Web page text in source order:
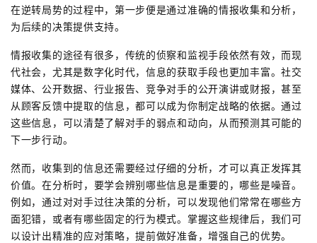
在逆转局势的过程中，第一步便是通过准确的情报收集和分析，
为后续的决策提供支持。
情报收集的途径有很多，传统的侦察和监视手段依然有效，而现
代社会，尤其是数字化时代，信息的获取手段也更加丰富。社交
媒体、公开数据、行业报告、竞争对手的公开演讲或财报，甚至
从顾客反馈中提取的信息，都可以成为你制定战略的依据。通过
这些信息，可以清楚了解对手的弱点和动向，从而预测其可能的
下一步行动。
然而，收集到的信息还需要经过仔细的分析，才可以真正发挥其
价值。在分析时，要学会辨别哪些信息是重要的，哪些是噪音。
例如，通过对对手过往决策的分析，可以发现他们常常在哪些方
面犯错，或者有哪些固定的行为模式。掌握这些规律后，我们可
以设计出精准的应对策略，提前做好准备，增强自己的优势。